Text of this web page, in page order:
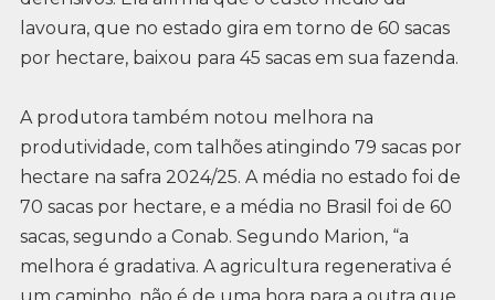
lavoura, que no estado gira em torno de 60 sacas
por hectare, baixou para 45 sacas em sua fazenda.
A produtora também notou melhora na
produtividade, com talhões atingindo 79 sacas por
hectare na safra 2024/25. A média no estado foi de
70 sacas por hectare, e a média no Brasil foi de 60
sacas, segundo a Conab. Segundo Marion, “a
melhora é gradativa. A agricultura regenerativa é